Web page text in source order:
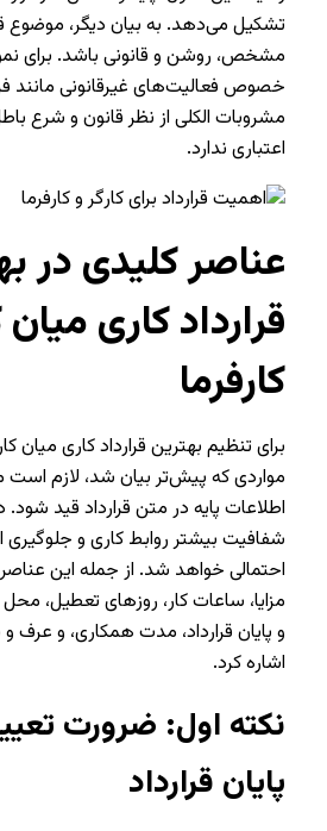
تشکیل می‌دهد. به بیان دیگر، موضوع
مشخص، روشن و قانونی باشد. برای
خصوص فعالیت‌های غیرقانونی مانند
مشروبات الکلی از نظر قانون و شرع
اعتباری ندارد.
عناصر کلیدی در
قرارداد کاری میان
کارفرما
برای تنظیم بهترین قرارداد کاری میان
مواردی که پیش‌تر بیان شد، لازم است
اطلاعات پایه در متن قرارداد قید
شفافیت بیشتر روابط کاری و جلوگیری
احتمالی خواهد شد. از جمله این
مزایا، ساعات کار، روزهای تعطیل،
و پایان قرارداد، مدت همکاری، و عرف
اشاره کرد.
نکته اول: ضرورت
پایان قرارداد